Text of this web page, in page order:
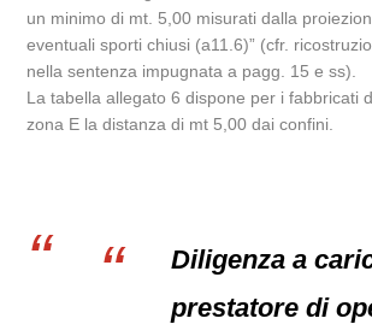
un minimo di mt. 5,00 misurati dalla
eventuali sporti chiusi (a11.6)” (cfr.
nella sentenza impugnata a pagg. 15 e ss).
La tabella allegato 6 dispone per i fabbricati
zona E la distanza di mt 5,00 dai confini.
Diligenza a
prestatore di